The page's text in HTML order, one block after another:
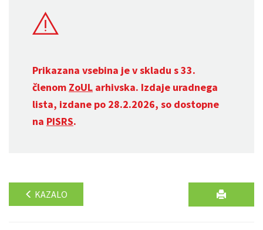
Prikazana vsebina je v skladu s 33.
členom ZoUL arhivska. Izdaje uradnega
lista, izdane po 28.2.2026, so dostopne
na PISRS.
KAZALO